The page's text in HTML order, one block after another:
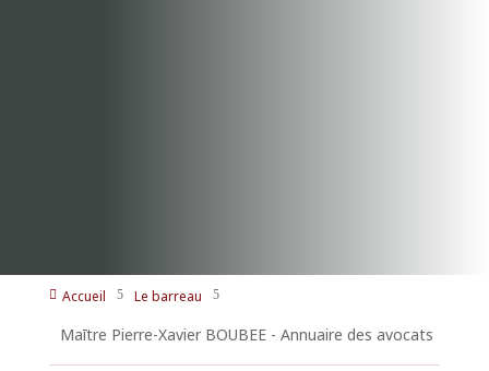
 Accueil 5 Le barreau 5
Maītre Pierre-Xavier BOUBEE - Annuaire des avocats